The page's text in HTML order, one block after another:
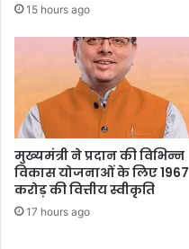
15 hours ago
मुख्यमंत्री ने प्रदान की विभिन्न
विकास योजनाओं के लिए 1967
करोड़ की वित्तीय स्वीकृति
17 hours ago